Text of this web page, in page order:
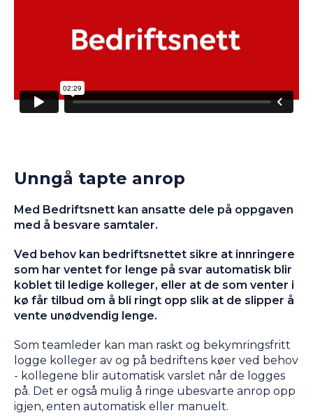
Unngå tapte anrop
Med Bedriftsnett kan ansatte dele på oppgaven
med å besvare samtaler.
Ved behov kan bedriftsnettet sikre at innringere
som har ventet for lenge på svar automatisk blir
koblet til ledige kolleger, eller at de som venter i
kø får tilbud om å bli ringt opp slik at de slipper å
vente unødvendig lenge.
Som teamleder kan man raskt og bekymringsfritt
logge kolleger av og på bedriftens køer ved behov
- kollegene blir automatisk varslet når de logges
på. Det er også mulig å ringe ubesvarte anrop opp
igjen, enten automatisk eller manuelt.